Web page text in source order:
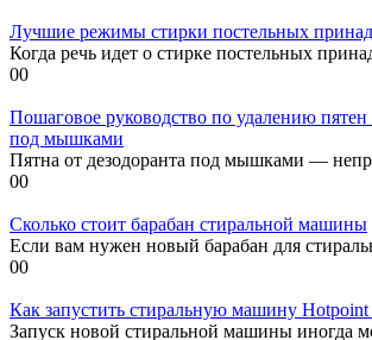
Лучшие режимы стирки постельных
Когда речь идет о стирке постельных
00
Пошаговое руководство по удалению пятен
под мышками
Пятна от дезодоранта под мышками —
00
Сколько стоит барабан стиральной машины
Если вам нужен новый барабан для
00
Как запустить стиральную машину Hotpoint
Запуск новой стиральной машины иногда